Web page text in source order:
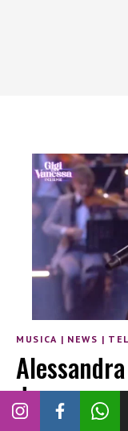
MUSICA | NEWS |
dopo